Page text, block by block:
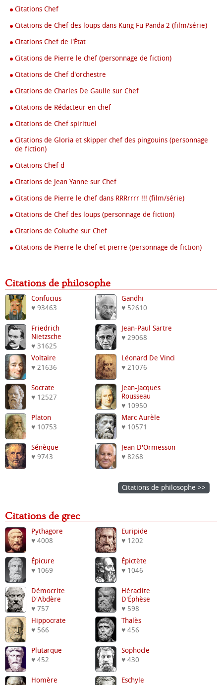
Citations Chef
Citations de Chef des loups dans Kung Fu Panda 2 (film/série)
Citations Chef de l'État
Citations de Pierre le chef (personnage de fiction)
Citations de Chef d'orchestre
Citations de Charles De Gaulle sur Chef
Citations de Rédacteur en chef
Citations de Chef spirituel
Citations de Gloria et skipper chef des pingouins (personnage
de fiction)
Citations Chef d
Citations de Jean Yanne sur Chef
Citations de Pierre le chef dans RRRrrrr !!! (film/série)
Citations de Chef des loups (personnage de fiction)
Citations de Coluche sur Chef
Citations de Pierre le chef et pierre (personnage de fiction)
Citations de philosophe
Confucius
♥ 93463
Gandhi
♥ 52610
Friedrich
Nietzsche
♥ 31625
Jean-Paul Sartre
♥ 29068
Voltaire
♥ 21636
Léonard De Vinci
♥ 21076
Socrate
♥ 12527
Jean-Jacques
Rousseau
♥ 10950
Platon
♥ 10753
Marc Aurèle
♥ 10571
Sénèque
♥ 9743
Jean D'Ormesson
♥ 8268
Citations de philosophe >>
Citations de grec
Pythagore
♥ 4008
Euripide
♥ 1202
Épicure
♥ 1069
Épictète
♥ 1046
Démocrite
D'Abdère
♥ 757
Héraclite
D'Éphèse
♥ 598
Hippocrate
♥ 566
Thalès
♥ 456
Plutarque
♥ 452
Sophocle
♥ 430
Homère
Eschyle